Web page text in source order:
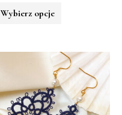
Wybierz opcje